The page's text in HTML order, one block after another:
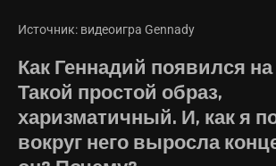
Источник: видеоигра Gennady
Как Геннадий появился на
Такой простой образ,
харизматичный. И, как я
вокруг него выросла